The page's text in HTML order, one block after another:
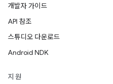
개발자 가이드
API 참조
스튜디오 다운로드
Android NDK
지원